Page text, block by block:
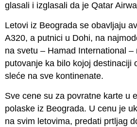
glasali i izglasali da je Qatar
Letovi iz Beograda se obavljaju
A320, a putnici u Dohi, na
na svetu – Hamad International –
putovanje ka bilo kojoj destinaciji
sleće na sve kontinenate.
Sve cene su za povratne karte u
polaske iz Beograda. U cenu je
na svim letovima, predati prtljag